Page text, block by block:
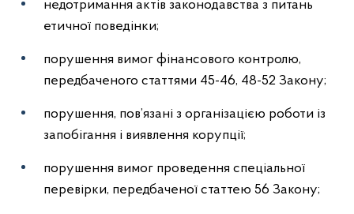
недотримання актів законодавства з питань
етичної поведінки;
порушення вимог фінансового контролю,
передбаченого статтями 45-46, 48-52 Закону;
порушення, пов’язані з організацією роботи із
запобігання і виявлення корупції;
порушення вимог проведення спеціальної
перевірки, передбаченої статтею 56 Закону;